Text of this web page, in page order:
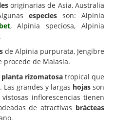
originarias de Asia, Australia
especies son: Alpinia
, Alpinia speciosa, Alpinia
de Alpinia purpurata, Jengibre
procede de Malasia.
planta rizomatosatropical que
grandes y largas hojas son
inflorescencias tienen
de atractivas brácteas